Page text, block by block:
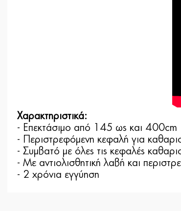
Χαρακτηριστικά:
- Επεκτάσιμο από 145 ως και 400cm
- Περιστρεφόμενη κεφαλή για
- Συμβατό με όλες τις κεφαλές
- Με αντιολισθητική λαβή και
- 2 χρόνια εγγύηση